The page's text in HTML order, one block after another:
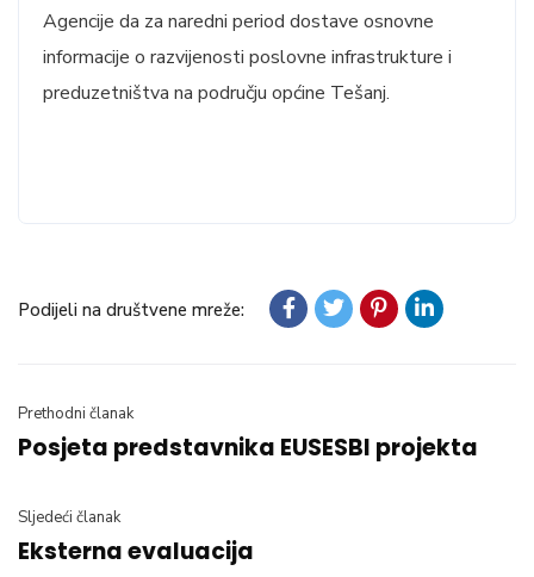
Agencije da za naredni period dostave osnovne
informacije o razvijenosti poslovne infrastrukture i
preduzetništva na području općine Tešanj.
Podijeli na društvene mreže:
Prethodni članak
Posjeta predstavnika EUSESBI projekta
Sljedeći članak
Eksterna evaluacija